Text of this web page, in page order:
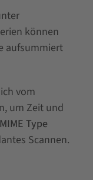
können
aufsummiert
vom
um Zeit und
MIME Type
Scannen.